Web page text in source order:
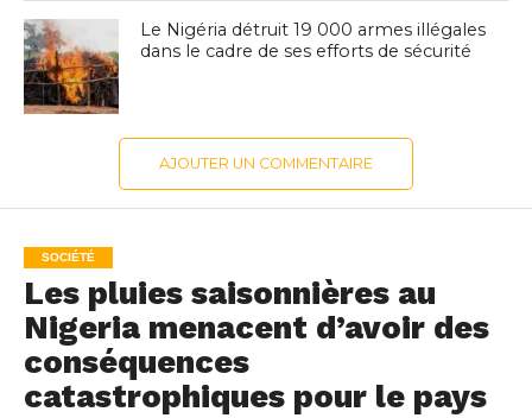
Le Nigéria détruit 19 000 armes illégales
dans le cadre de ses efforts de sécurité
AJOUTER UN COMMENTAIRE
SOCIÉTÉ
Les pluies saisonnières au
Nigeria menacent d’avoir des
conséquences
catastrophiques pour le pays